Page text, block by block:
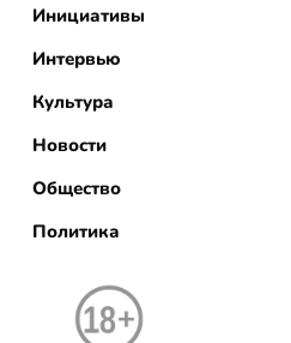
Инициативы
Интервью
Культура
Новости
Общество
Политика